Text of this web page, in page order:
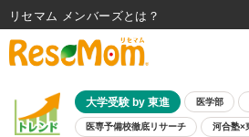
大学受験 by 東進 医学部
医専予備校徹底リサーチ 河合塾×
リセマム メンバーズ